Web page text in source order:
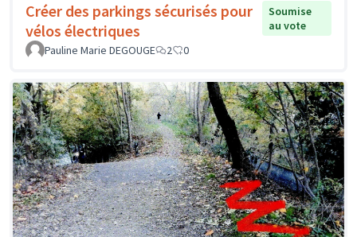
Créer des parkings sécurisés pour
vélos électriques
Soumise
au vote
Pauline Marie DEGOUGE
2 0